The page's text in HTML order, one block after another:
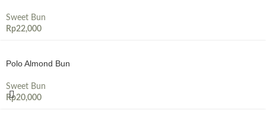
Sweet Bun
Rp22,000
Polo Almond Bun
Sweet Bun
Rp20,000